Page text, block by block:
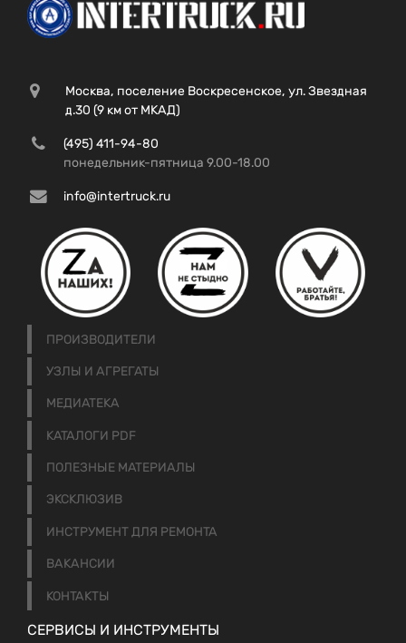
Москва, поселение Воскресенское, ул. Звездная
д.30 (9 км от МКАД)
(495) 411-94-80
понедельник-пятница 9.00-18.00
info@intertruck.ru
ПРОИЗВОДИТЕЛИ
УЗЛЫ И АГРЕГАТЫ
МЕДИАТЕКА
КАТАЛОГИ PDF
ПОЛЕЗНЫЕ МАТЕРИАЛЫ
ЭКСКЛЮЗИВ
ИНСТРУМЕНТ ДЛЯ РЕМОНТА
ВАКАНСИИ
КОНТАКТЫ
СЕРВИСЫ И ИНСТРУМЕНТЫ